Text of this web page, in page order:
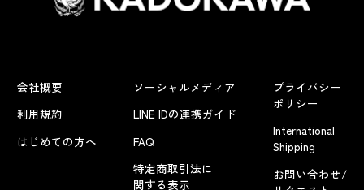
会社概要
利用規約
はじめての方へ
ソーシャルメディア
LINE IDの連携ガイド
FAQ
特定商取引法に
関する表示
プライバシー
ポリシー
International
Shipping
お問い合わせ/